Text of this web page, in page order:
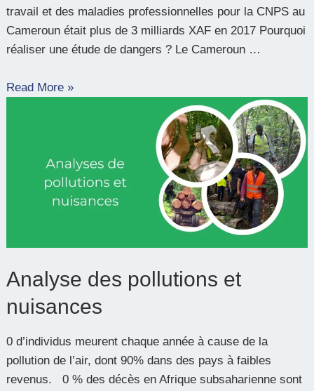
travail et des maladies professionnelles pour la CNPS au
Cameroun était plus de 3 milliards XAF en 2017 Pourquoi
réaliser une étude de dangers ? Le Cameroun …
Read More »
Analyse des pollutions et
nuisances
0 d’individus meurent chaque année à cause de la
pollution de l’air, dont 90% dans des pays à faibles
revenus. 0 % des décès en Afrique subsaharienne sont
nuisances